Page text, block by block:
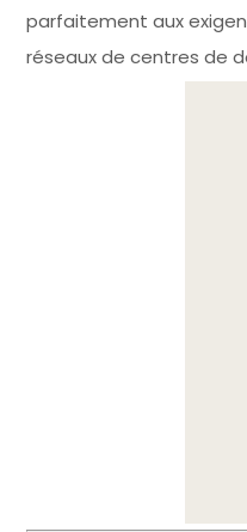
parfaitement aux
réseaux de centres de